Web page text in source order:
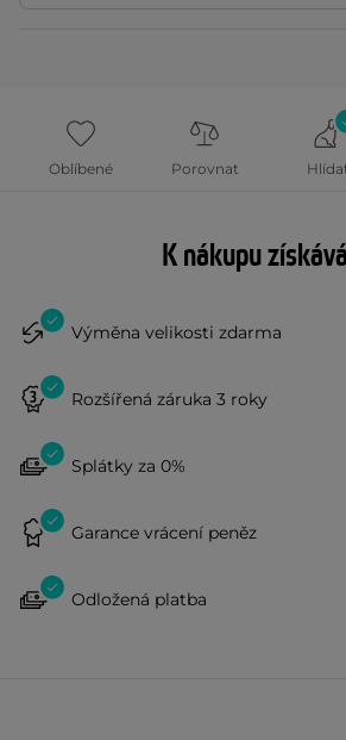
Oblíbené Porovnat
K nákupu
Výměna velikosti zdarma
Rozšířená záruka 3 roky
Splátky za 0%
Garance vrácení peněz
Odložená platba